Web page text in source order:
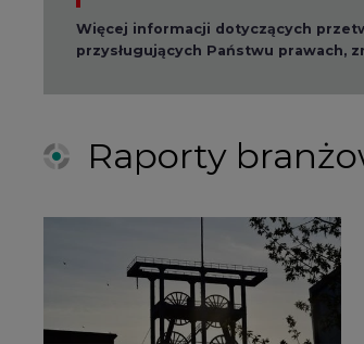
Więcej informacji dotyczących
przysługujących Państwu prawach,
Raporty